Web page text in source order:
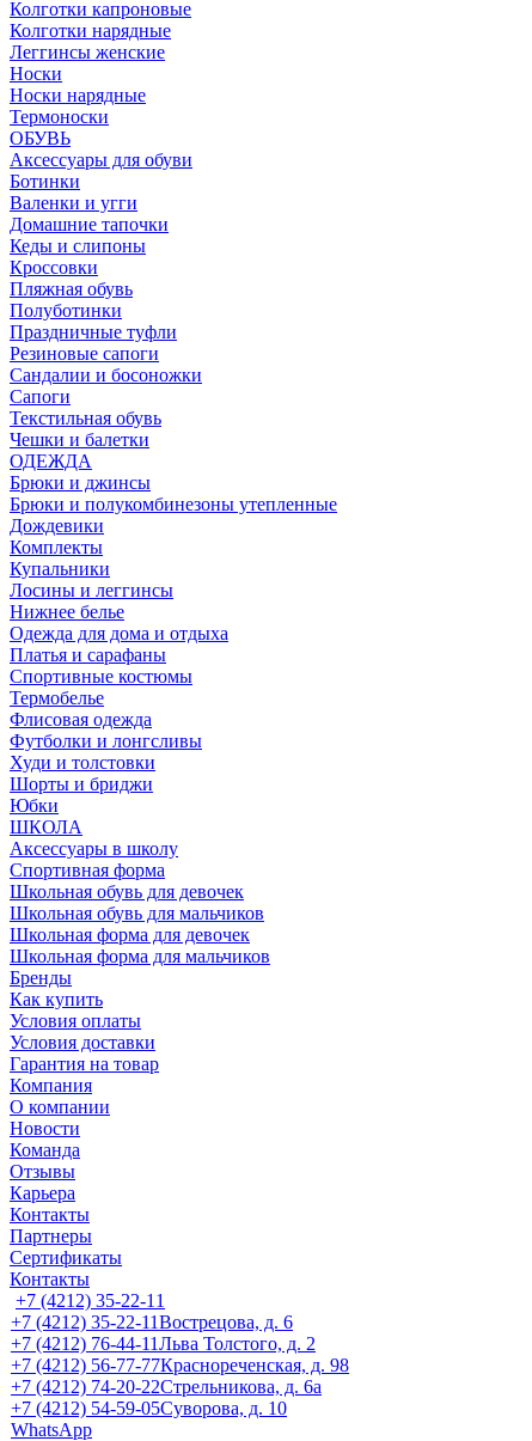
Колготки капроновые
Колготки нарядные
Леггинсы женские
Носки
Носки нарядные
Термоноски
ОБУВЬ
Аксессуары для обуви
Ботинки
Валенки и угги
Домашние тапочки
Кеды и слипоны
Кроссовки
Пляжная обувь
Полуботинки
Праздничные туфли
Резиновые сапоги
Сандалии и босоножки
Сапоги
Текстильная обувь
Чешки и балетки
ОДЕЖДА
Брюки и джинсы
Брюки и полукомбинезоны утепленные
Дождевики
Комплекты
Купальники
Лосины и леггинсы
Нижнее белье
Одежда для дома и отдыха
Платья и сарафаны
Спортивные костюмы
Термобелье
Флисовая одежда
Футболки и лонгсливы
Худи и толстовки
Шорты и бриджи
Юбки
ШКОЛА
Аксессуары в школу
Спортивная форма
Школьная обувь для девочек
Школьная обувь для мальчиков
Школьная форма для девочек
Школьная форма для мальчиков
Бренды
Как купить
Условия оплаты
Условия доставки
Гарантия на товар
Компания
О компании
Новости
Команда
Отзывы
Карьера
Контакты
Партнеры
Сертификаты
Контакты
+7 (4212) 35-22-11
+7 (4212) 35-22-11Вострецова, д. 6
+7 (4212) 76-44-11Льва Толстого, д. 2
+7 (4212) 56-77-77Краснореченская, д. 98
+7 (4212) 74-20-22Стрельникова, д. 6а
+7 (4212) 54-59-05Суворова, д. 10
WhatsApp